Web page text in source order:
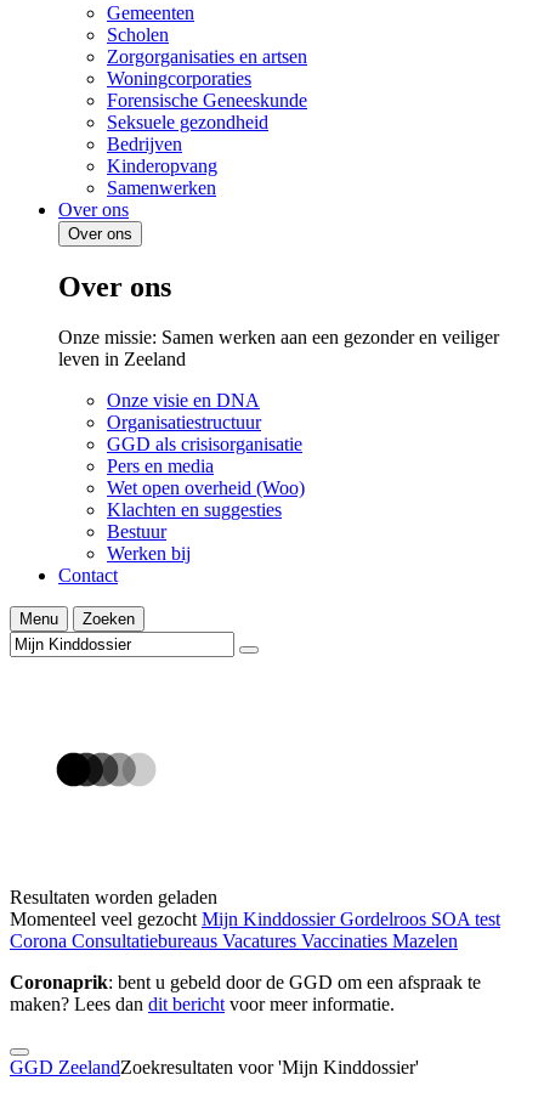
Gemeenten
Scholen
Zorgorganisaties en artsen
Woningcorporaties
Forensische Geneeskunde
Seksuele gezondheid
Bedrijven
Kinderopvang
Samenwerken
Over ons
Over ons
Over ons
Onze missie: Samen werken aan een gezonder en veiliger
leven in Zeeland
Onze visie en DNA
Organisatiestructuur
GGD als crisisorganisatie
Pers en media
Wet open overheid (Woo)
Klachten en suggesties
Bestuur
Werken bij
Contact
Menu Zoeken
Resultaten worden geladen
Momenteel veel gezocht Mijn KinddossierGordelroos SOA test
Corona Consultatiebureaus Vacatures Vaccinaties Mazelen
Coronaprik: bent u gebeld door de GGD om een afspraak te
maken? Lees dan dit berichtvoor meer informatie.
GGD ZeelandZoekresultaten voor 'Mijn Kinddossier'